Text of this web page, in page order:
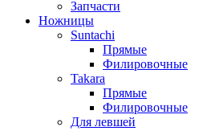
Запчасти
Ножницы
Suntachi
Прямые
Филировочные
Takara
Прямые
Филировочные
Для левшей